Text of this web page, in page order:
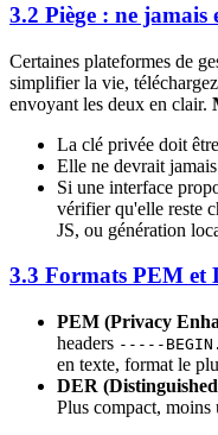
3.2 Piège : ne jamais
Certaines plateformes de
simplifier la vie,
envoyant les deux en clair.
La clé privée doit
Elle ne devrait
Si une interface
vérifier qu'elle reste
JS, ou génération
3.3 Formats PEM et
PEM (Privacy
headers -----
en texte, format le
DER
Plus compact, moins